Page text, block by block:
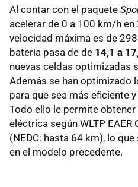
Al contar con el paquete
acelerar de 0 a 100 km/h en
velocidad máxima es de
batería pasa de de 14,1 a
nuevas celdas optimizadas
Además se han optimizado
para que sea más eficiente
Todo ello le permite
eléctrica según WLTP EAER
(NEDC: hasta 64 km), lo
en el modelo precedente.